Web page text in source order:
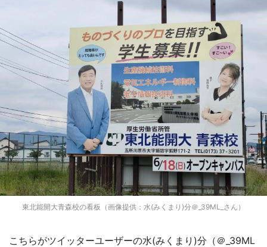
東北能開大青森校の看板（画像提供：水(みくまり)分＠_39ML_さん）
こちらがツイッターユーザーの水(みくまり)分（＠_39ML